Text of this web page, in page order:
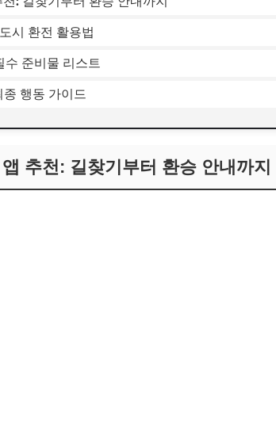
시 환전 활용법
수 준비물 리스트
행동 가이드
추천: 길찾기부터 환승 안내까지